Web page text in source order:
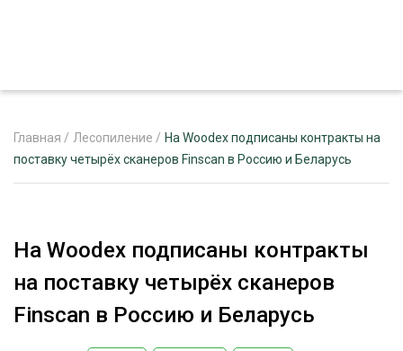
РЕКЛАМОДАТЕЛЯМ
Главная / Лесопиление / На Woodex подписаны контракты на
поставку четырёх сканеров Finscan в Россию и Беларусь
На Woodex подписаны контракты
на поставку четырёх сканеров
Finscan в Россию и Беларусь